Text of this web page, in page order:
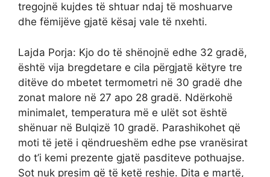
tregojnë kujdes të shtuar ndaj të moshuarve
dhe fëmijëve gjatë kësaj vale të nxehti.
Lajda Porja: Kjo do të shënojnë edhe 32 gradë,
është vija bregdetare e cila përgjatë këtyre tre
ditëve do mbetet termometri në 30 gradë dhe
zonat malore në 27 apo 28 gradë. Ndërkohë
minimalet, temperatura më e ulët sot është
shënuar në Bulqizë 10 gradë. Parashikohet që
moti të jetë i qëndrueshëm edhe pse vranësirat
do t’i kemi prezente gjatë pasditeve pothuajse.
Sot nuk presim që të ketë reshje. Dita e martë,